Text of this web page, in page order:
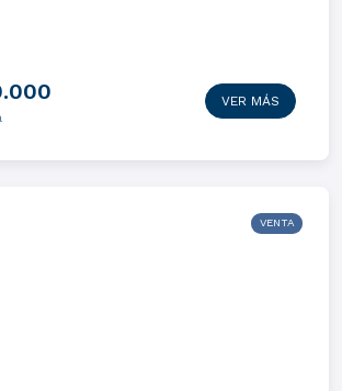
VER MÁS
VENTA